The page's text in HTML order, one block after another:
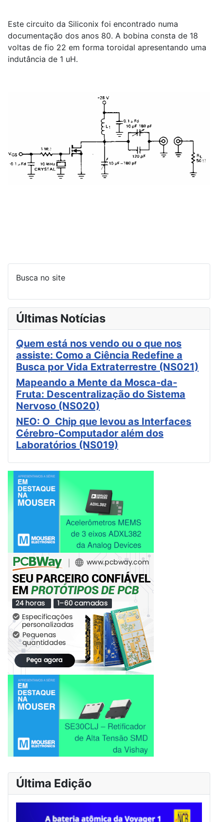
Este circuito da Siliconix foi encontrado numa
documentação dos anos 80. A bobina consta de 18
voltas de fio 22 em forma toroidal apresentando uma
indutância de 1 uH.
Busca no site
Últimas Notícias
Quem está nos vendo ou o que nos
assiste: Como a Ciência Redefine a
Busca por Vida Extraterrestre (NS021)
Mapeando a Mente da Mosca-da-
Fruta: Descentralização do Sistema
Nervoso (NS020)
NEO: O Chip que levou as Interfaces
Cérebro-Computador além dos
Laboratórios (NS019)
Última Edição